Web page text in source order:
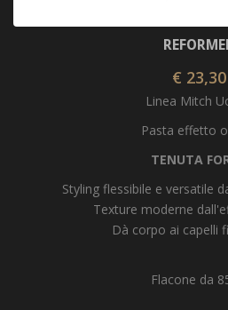
€ 23,30
Linea Mitch
Pasta effetto
TENUTA
Styling flessibile e versatile
Texture moderne
Dà corpo ai capelli
Flacone da